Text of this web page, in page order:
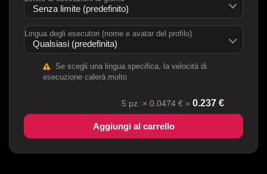
Lingua degli esecutori (nome e avatar del profilo)
Se scegli una lingua specifica, la velocità di
esecuzione calerà molto
5 pz. × 0.0474 € = 0.237 €
Aggiungi al carrello